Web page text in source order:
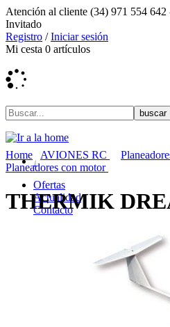
Atención al cliente (34) 971 554 642
Invitado
Registro /Iniciar sesión
Mi cesta 0 artículos
Ofertas
Actualidad
Contacto
OUTLET LIQUIDACION
DRONES Y FPV
AVIONES RC
Home AVIONES RC
Planeadores con motor
THERMIK